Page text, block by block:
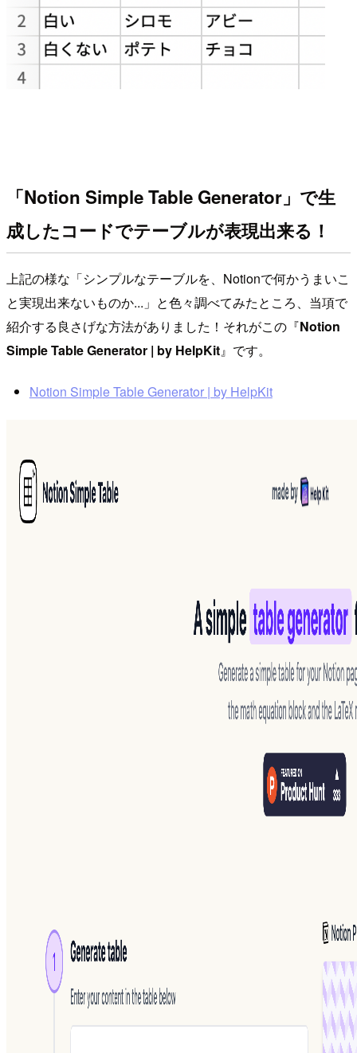
「Notion Simple Table Generator」で生
成したコードでテーブルが表現出来る！
上記の様な「シンプルなテーブルを、Notionで何かうまいこ
と実現出来ないものか...」と色々調べてみたところ、当項で
紹介する良さげな方法がありました！それがこの『Notion
Simple Table Generator | by HelpKit』です。
Notion Simple Table Generator | by HelpKit